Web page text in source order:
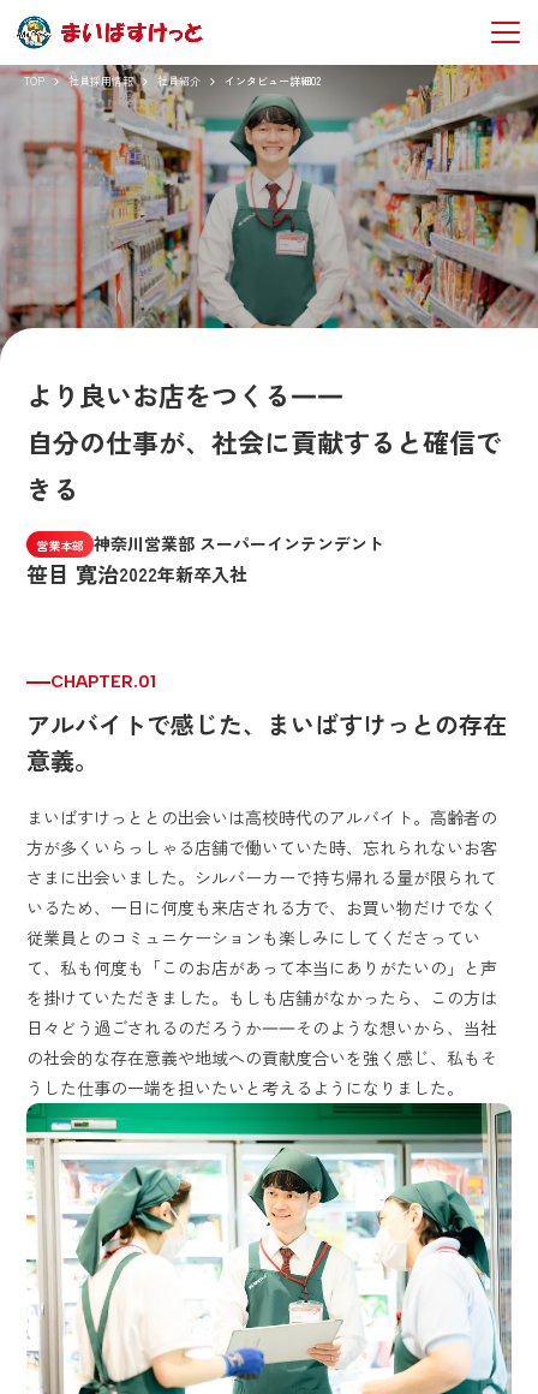
TOP 社員採用情報 社員紹介 インタビュー詳細02
より良いお店をつくる――
自分の仕事が、社会に貢献すると確信で
きる
営業本部 神奈川営業部 スーパーインテンデント
笹目 寛治2022年新卒入社
CHAPTER.01
アルバイトで感じた、まいばすけっとの存在
意義。
まいばすけっととの出会いは高校時代のアルバイト。高齢者の
方が多くいらっしゃる店舗で働いていた時、忘れられないお客
さまに出会いました。シルバーカーで持ち帰れる量が限られて
いるため、一日に何度も来店される方で、お買い物だけでなく
従業員とのコミュニケーションも楽しみにしてくださってい
て、私も何度も「このお店があって本当にありがたいの」と声
を掛けていただきました。もしも店舗がなかったら、この方は
日々どう過ごされるのだろうか――そのような想いから、当社
の社会的な存在意義や地域への貢献度合いを強く感じ、私もそ
うした仕事の一端を担いたいと考えるようになりました。